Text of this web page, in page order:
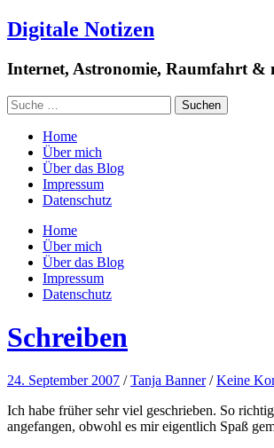
Digitale Notizen
Internet, Astronomie, Raumfahrt &
Home
Über mich
Über das Blog
Impressum
Datenschutz
Home
Über mich
Über das Blog
Impressum
Datenschutz
Schreiben
24. September 2007 /Tanja Banner /Keine
Ich habe früher sehr viel geschrieben. So
angefangen, obwohl es mir eigentlich Spaß